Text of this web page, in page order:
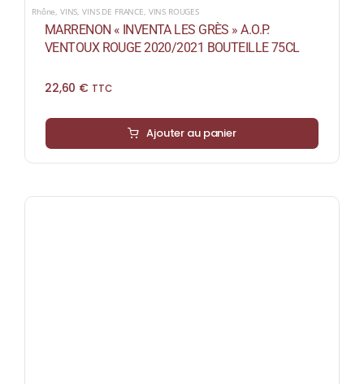
Rhône VINS ,VINS DE FRANCE VINS ROUGES
MARRENON « INVENTA LES GRÈS » A.O.P.
VENTOUX ROUGE 2020/2021 BOUTEILLE 75CL
22,60 € TTC
Ajouter au panier